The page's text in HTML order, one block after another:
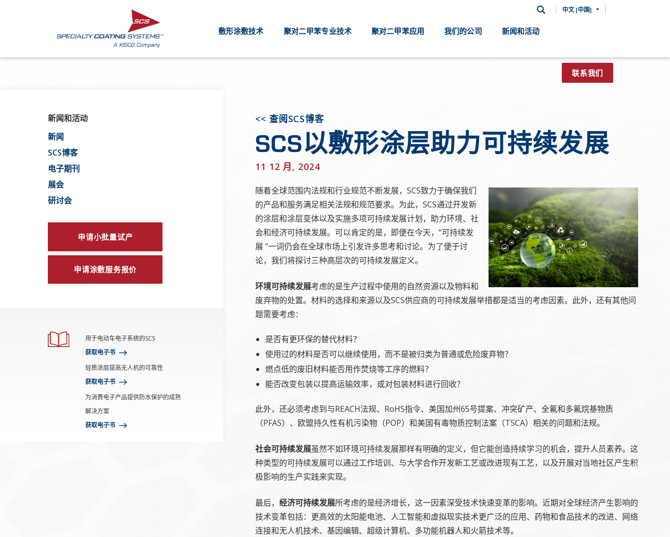
中文 (中国)
敷形涂敷技术 聚对二甲苯专业技术 聚对二甲苯应用 我们的公司 新闻和活动
联系我们
新闻和活动
新闻
SCS博客
电子期刊
展会
研讨会
申请小批量试产
申请涂敷服务报价
用于电动车电子系统的SCS
获取电子书
轻质涂层提高无人机的可靠性
获取电子书
为消费电子产品提供防水保护的成熟
解决方案
获取电子书
<< 查阅SCS博客
SCS以敷形涂层助力可持续发展
11 12 月, 2024
随着全球范围内法规和行业规范不断发展，SCS致力于确保我们
的产品和服务满足相关法规和规范要求。为此，SCS通过开发新
的涂层和涂层变体以及实施多项可持续发展计划，助力环境、社
会和经济可持续发展。可以肯定的是，即便在今天，“可持续发
展 ”一词仍会在全球市场上引发许多思考和讨论。为了便于讨
论，我们将探讨三种高层次的可持续发展定义。
环境可持续发展考虑的是生产过程中使用的自然资源以及物料和
废弃物的处置。材料的选择和来源以及SCS供应商的可持续发展举措都是适当的考虑因素。此外，还有其他问
题需要考虑：
是否有更环保的替代材料？
使用过的材料是否可以继续使用，而不是被归类为普通或危险废弃物？
燃点低的废旧材料能否用作焚烧等工序的燃料？
能否改变包装以提高运输效率，或对包装材料进行回收？
此外，还必须考虑到与REACH法规、RoHS指令、美国加州65号提案、冲突矿产、全氟和多氟烷基物质
（PFAS）、欧盟持久性有机污染物（POP）和美国有毒物质控制法案（TSCA）相关的问题和法规。
社会可持续发展虽然不如环境可持续发展那样有明确的定义，但它能创造持续学习的机会，提升人员素养。这
种类型的可持续发展可以通过工作培训、与大学合作开发新工艺或改进现有工艺，以及开展对当地社区产生积
极影响的生产实践来实现。
最后， 经济可持续发展所考虑的是经济增长，这一因素深受技术快速变革的影响。近期对全球经济产生影响的
技术变革包括：更高效的太阳能电池、人工智能和虚拟现实技术更广泛的应用、药物和食品技术的改进、网络
连接和无人机技术、基因编辑、超级计算机、多功能机器人和火箭技术等。